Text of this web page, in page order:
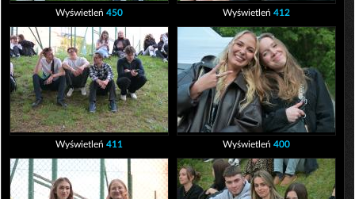
Wyświetleń 450 Wyświetleń 412
Wyświetleń 411 Wyświetleń 400